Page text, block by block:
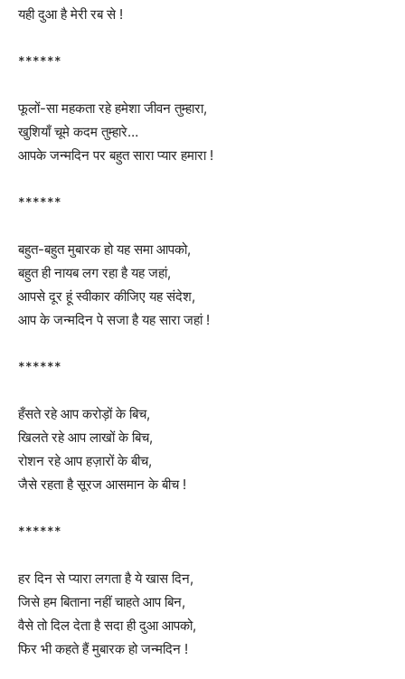
यही दुआ है मेरी रब से !
******
फूलों-सा महकता रहे हमेशा जीवन तुम्हारा,
खुशियाँ चूमे कदम तुम्हारे…
आपके जन्मदिन पर बहुत सारा प्यार हमारा !
******
बहुत-बहुत मुबारक हो यह समा आपको,
बहुत ही नायब लग रहा है यह जहां,
आपसे दूर हूं स्वीकार कीजिए यह संदेश,
आप के जन्मदिन पे सजा है यह सारा जहां !
******
हँसते रहे आप करोड़ों के बिच,
खिलते रहे आप लाखों के बिच,
रोशन रहे आप हज़ारों के बीच,
जैसे रहता है सूरज आसमान के बीच !
******
हर दिन से प्यारा लगता है ये खास दिन,
जिसे हम बिताना नहीं चाहते आप बिन,
वैसे तो दिल देता है सदा ही दुआ आपको,
फिर भी कहते हैं मुबारक हो जन्मदिन !